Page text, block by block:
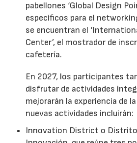
pabellones ‘Global Design
específicos para el
se encuentran el
Center’, el mostrador de
cafetería.
En 2027, los participantes
disfrutar de actividades
mejorarán la experiencia de
nuevas actividades incluirán:
Innovation District o Distrito